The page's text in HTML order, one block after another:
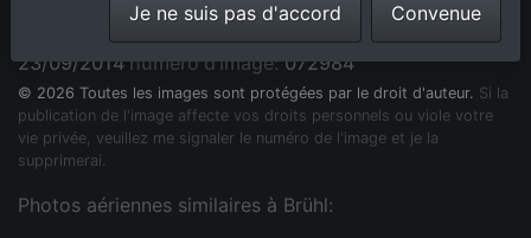
Parc industriel Schütte-Lanz-Park à Brühl dans le
département Bade-Wurtemberg, Allemagneprise le
23/09/2014numéro d'image:072984
© 2026 Toutes les images sont protégées par le droit d'auteur. Si la
publication de l'image affecte vos droits personnels ou viole votre
vie privée, veuillez me signaler le numéro de l'image et je la
supprimerai.
Photos aériennes similaires à Brühl:
Je ne suis pas d'accord Convenue